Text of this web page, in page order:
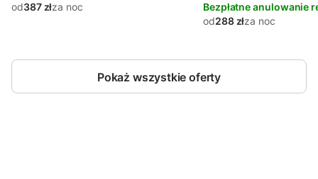
od387 złza noc
Bezpłatne anulowanie
od288 złza noc
Pokaż wszystkie oferty